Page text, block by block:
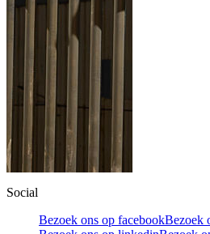
Social
Bezoek ons op facebookBezoek